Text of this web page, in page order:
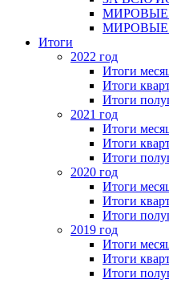
МИРОВЫЕ
МИРОВЫЕ
Итоги
2022 год
Итоги
Итоги
Итоги
2021 год
Итоги
Итоги
Итоги
2020 год
Итоги
Итоги
Итоги
2019 год
Итоги
Итоги
Итоги